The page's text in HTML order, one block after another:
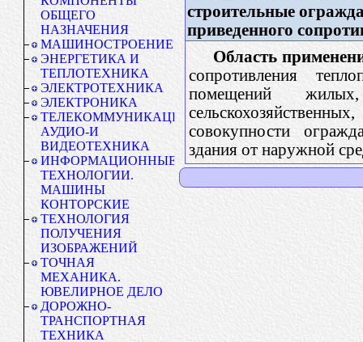
ОБЩЕГО
НАЗНАЧЕНИЯ
МАШИНОСТРОЕНИЕ
ЭНЕРГЕТИКА И
ТЕПЛОТЕХНИКА
ЭЛЕКТРОТЕХНИКА
ЭЛЕКТРОНИКА
ТЕЛЕКОММУНИКАЦИИ.
АУДИО-И
ВИДЕОТЕХНИКА
ИНФОРМАЦИОННЫЕ
ТЕХНОЛОГИИ.
МАШИНЫ
КОНТОРСКИЕ
ТЕХНОЛОГИЯ
ПОЛУЧЕНИЯ
ИЗОБРАЖЕНИЙ
ТОЧНАЯ
МЕХАНИКА.
ЮВЕЛИРНОЕ ДЕЛО
ДОРОЖНО-
ТРАНСПОРТНАЯ
ТЕХНИКА
строительные
приведенного
Область
сопротивления
помещений
совокупности
здания от наружной